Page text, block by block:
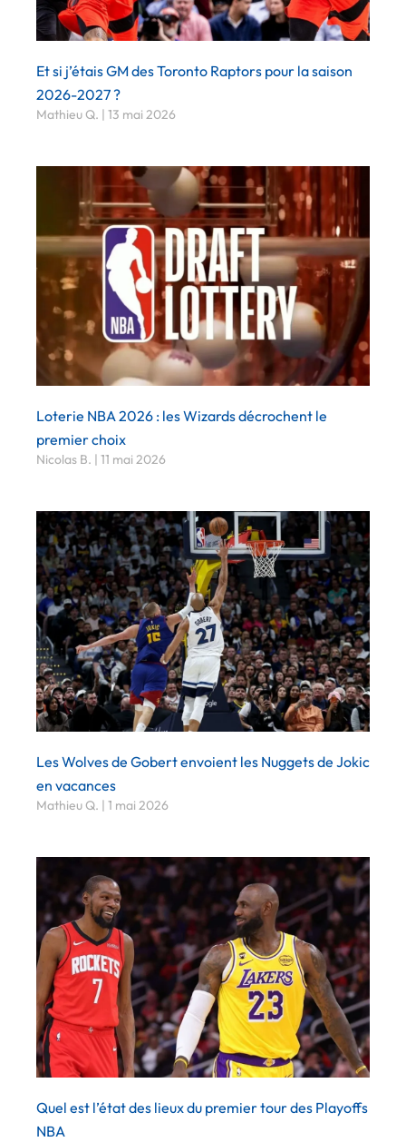
Et si j’étais GM des Toronto Raptors pour la saison
2026-2027 ?
Mathieu Q. 13 mai 2026
Loterie NBA 2026 : les Wizards décrochent le
premier choix
Nicolas B. 11 mai 2026
Les Wolves de Gobert envoient les Nuggets de Jokic
en vacances
Mathieu Q. 1 mai 2026
Quel est l’état des lieux du premier tour des Playoffs
NBA